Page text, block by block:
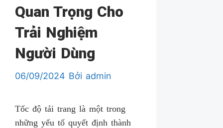
Quan Trọng Cho
Trải Nghiệm
Người Dùng
06/09/2024 Bởi admin
Tốc độ tải trang là một trong
những yếu tố quyết định thành